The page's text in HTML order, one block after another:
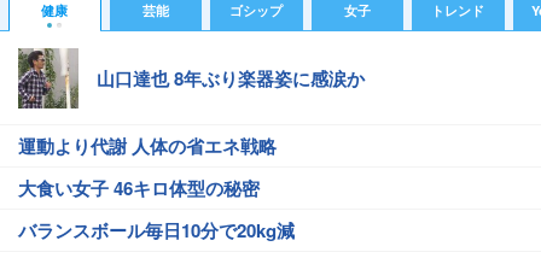
健康 芸能 ゴシップ 女子 トレンド
山口達也 8年ぶり楽器姿に感涙か
運動より代謝 人体の省エネ戦略
大食い女子 46キロ体型の秘密
バランスボール毎日10分で20kg減